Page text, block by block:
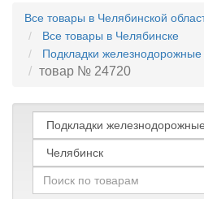
Все товары в Челябинской
Все товары в Челябинске
Подкладки
товар № 24720